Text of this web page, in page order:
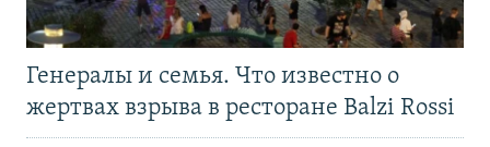
Генералы и семья. Что известно о
жертвах взрыва в ресторане Balzi Rossi